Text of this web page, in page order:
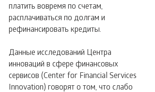
платить вовремя по счетам,
расплачиваться по долгам и
рефинансировать кредиты.
Данные исследований Центра
инноваций в сфере финансовых
сервисов (Center for Financial Services
Innovation) говорят о том, что слабо